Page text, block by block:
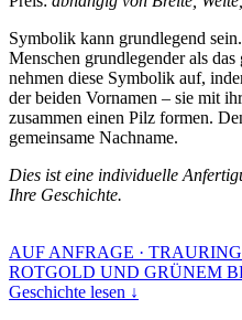
Symbolik kann grundlegend
Menschen grundlegender als
nehmen diese Symbolik auf,
der beiden Vornamen – sie mit
zusammen einen Pilz formen.
gemeinsame Nachname.
Dies ist eine individuelle
Ihre Geschichte.
AUF ANFRAGE ·
ROTGOLD UND GRÜNEM
Geschichte lesen ↓